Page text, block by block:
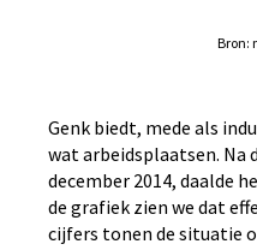
Bron:
Genk biedt, mede als
wat arbeidsplaatsen. Na
december 2014, daalde
de grafiek zien we dat
cijfers tonen de situatie